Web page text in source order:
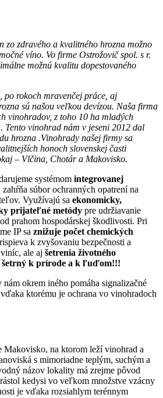
zo zdravého a kvalitného hrozna možno
víno. Vo firme Ostrožovič spol. s r.
možnú kvalitu dopestovaného
po rokoch mravenčej práce, aj
sú našou veľkou devízou. Naša firma
vinohradov, z toho 10 ha mladých
Tento vinohrad nám v jeseni 2012 dal
hrozna .Vinohrady našej firmy sa
honoch slovenskej časti
– Vlčina, Chotár a Makovisko.
systémom integrovanej
zahŕňa súbor ochranných opatrení na
Využívajú sa ekonomicky,
prijateľné metódy pre udržiavanie
prahom hospodárskej škodlivosti. Pri
IP sa znižuje počet chemických
k zvyšovaniu bezpečnosti a
ale aj šetrenia životného
šetrný k prírode a k ľuďom!!!
okrem iného pomáha signalizačné
ktorému je ochrana vo vinohradoch
Makovisko, na ktorom leží vinohrad a
s mimoriadne teplým, suchým a
názov lokality má zrejme pôvod
kedysi vo veľkom množstve vzácny
je vďaka rozsiahlym terénnym